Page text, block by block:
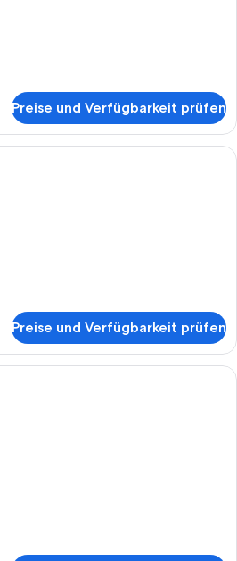
Preise und Verfügbarkeit prüfen
Ein luxuriöses Schlafzimmer mit
Preise und Verfügbarkeit prüfen
Ein luxuriöses Schlafzimmer mit